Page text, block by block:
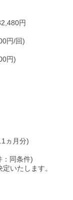
円
円/回)
円)
ヵ月分)
同条件)
いたします。